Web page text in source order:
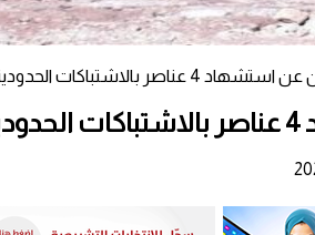
عناصر بالاشتباكات الحدودية